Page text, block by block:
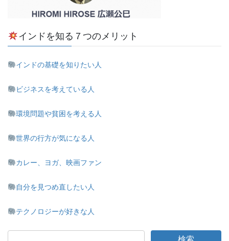
インドを知る７つのメリット
インドの基礎を知りたい人
ビジネスを考えている人
環境問題や貧困を考える人
世界の行方が気になる人
カレー、ヨガ、映画ファン
自分を見つめ直したい人
テクノロジーが好きな人